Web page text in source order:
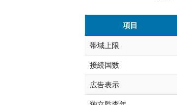
項目
帯域上限
接続国数
広告表示